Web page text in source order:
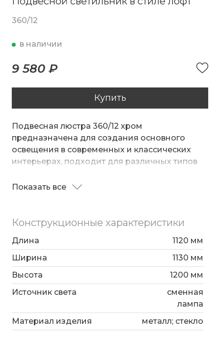
360/12
в наличии
9 580 ₽
Купить
Подвесная люстра 360/12 хром
предназначена для создания основного
освещения в современных и классических
интерьерах, подходит для различных типов
на площадь освещения 9 м².
Роскошная люстра оснащена патронами с
дополнена выразительными стеклянными
плафонами. Арматура изготовлена из
высококачественного металла с надежным
защитным покрытием.
Показать все
Конструкционные характеристики
Длина
1120 мм
Ширина
1130 мм
Высота
1200 мм
Источник света
сменная
лампа
Материал изделия
металл; стекло